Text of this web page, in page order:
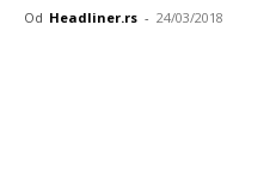
Od Headliner.rs - 24/03/2018